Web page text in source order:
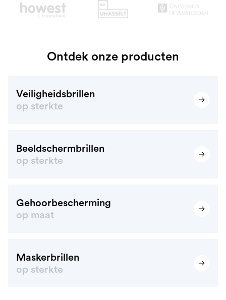
Ontdek onze producten
Veiligheidsbrillen
op sterkte
Beeldschermbrillen
op sterkte
Gehoorbescherming
op maat
Maskerbrillen
op sterkte